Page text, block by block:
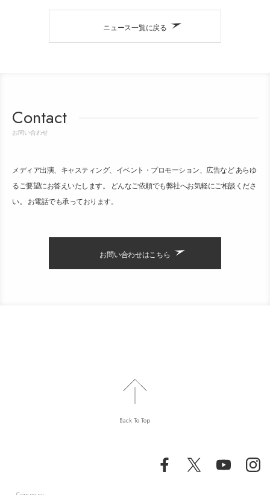
ニュース一覧に戻る
Contact
お問い合わせ
メディア出演、キャスティング、イベント・プロモーション、広告など あらゆ
るご要望にお答えいたします。 どんなご依頼でも弊社へお気軽にご相談くださ
い。 お電話でも承っております。
お問い合わせはこちら
Back To Top